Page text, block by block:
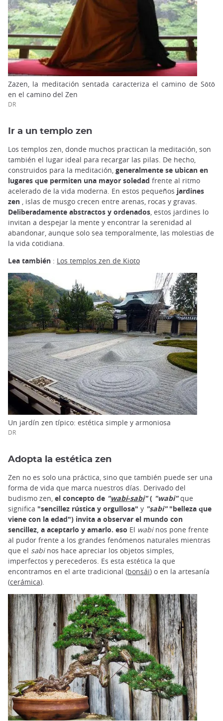
Zazen, la meditación sentada caracteriza el camino de Sōtō
en el camino del Zen
DR
Ir a un templo zen
Los templos zen, donde muchos practican la meditación, son
también el lugar ideal para recargar las pilas. De hecho,
construidos para la meditación, generalmente se ubican en
lugares que permiten una mayor soledad frente al ritmo
acelerado de la vida moderna. En estos pequeños jardines
zen , islas de musgo crecen entre arenas, rocas y gravas.
Deliberadamente abstractos y ordenados, estos jardines lo
invitan a despejar la mente y encontrar la serenidad al
abandonar, aunque solo sea temporalmente, las molestias de
la vida cotidiana.
Lea también : Los templos zen de Kioto
Un jardín zen típico: estética simple y armoniosa
DR
Adopta la estética zen
Zen no es solo una práctica, sino que también puede ser una
forma de vida que marca nuestros días. Derivado del
budismo zen, el concepto de "wabi-sabi"( "wabi"que
significa "sencillez rústica y orgullosa" y "sabi""belleza que
viene con la edad") invita a observar el mundo con
sencillez, a aceptarlo y amarlo. eso El wabinos pone frente
al pudor frente a los grandes fenómenos naturales mientras
que el sabinos hace apreciar los objetos simples,
imperfectos y perecederos. Es esta estética la que
encontramos en el arte tradicional (bonsái) o en la artesanía
(cerámica).